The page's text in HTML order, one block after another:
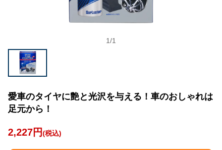
1/1
愛車のタイヤに艶と光沢を与える！車のおしゃれは
足元から！
2,227円(税込)